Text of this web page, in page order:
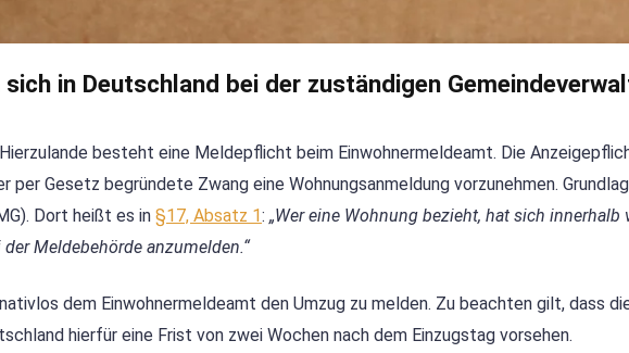
in Deutschland bei der zuständigen
besteht eine Meldepflicht beim Einwohnermeldeamt. Die
per Gesetz begründete Zwang eine Wohnungsanmeldung vorzunehmen.
Dort heißt es in §17, Absatz 1: „Wer eine Wohnung bezieht, hat sich innerhalb
Meldebehörde anzumelden.“
dem Einwohnermeldeamt den Umzug zu melden. Zu beachten gilt, dass
hierfür eine Frist von zwei Wochen nach dem Einzugstag vorsehen.